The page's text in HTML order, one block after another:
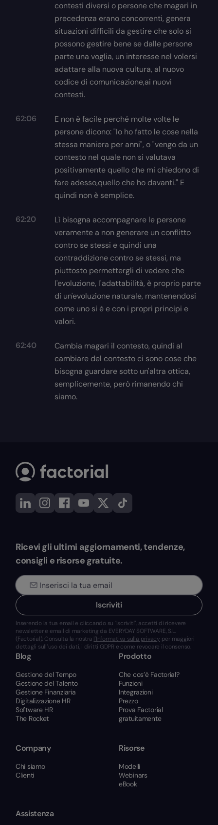
contesti diversi o persone che magari in
precedenza erano concorrenti, genera
situazioni difficili da gestire che solo si
possono gestire bene se dalle persone
parte una voglia, un interesse nel volersi
adattare alla nuova cultura, al nuovo
codice di comunicazione,ai nuovi
contesti.
62:06
E non è facile perché molte volte le
persone dicono: "Io ho fatto le cose nella
stessa maniera per anni", o "vengo da un
contesto nel quale non si valutava
positivamente quello che mi chiedono di
fare adesso,quello che ho davanti." E
quindi non è semplice.
62:20
Lì bisogna accompagnare le persone
veramente a non generare un conflitto
contro se stessi e quindi una
contraddizione contro se stessi, ma
piuttosto permettergli di vedere che
l'evoluzione, l'adattabilità, è proprio parte
di un'evoluzione naturale, mantenendosi
come uno si è e con i propri principi e
valori.
62:40
Cambia magari il contesto, quindi al
cambiare del contesto ci sono cose che
bisogna guardare sotto un'altra ottica,
semplicemente, però rimanendo chi
siamo.
Ricevi gli ultimi aggiornamenti, tendenze,
consigli e risorse gratuite.
Iscriviti
Inserendo la tua email e cliccando su "Iscriviti", accetti di ricevere
newsletter e email di marketing da EVERYDAY SOFTWARE, S.L.
(Factorial). Consulta la nostra l'Informativa sulla privacy per maggiori
dettagli sull’uso dei dati, i diritti GDPR e come revocare il consenso.
Blog
Gestione del Tempo
Gestione del Talento
Gestione Finanziaria
Digitalizzazione HR
Software HR
The Rocket
Prodotto
Che cos’è Factorial?
Funzioni
Integrazioni
Prezzo
Prova Factorial
gratuitamente
Company
Chi siamo
Clienti
Risorse
Modelli
Webinars
eBook
Assistenza